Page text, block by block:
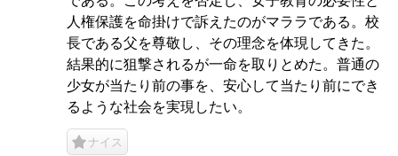
人権保護を命掛けで訴えたのがマララである。校
長である父を尊敬し、その理念を体現してきた。
結果的に狙撃されるが一命を取りとめた。普通の
少女が当たり前の事を、安心して当たり前にでき
るような社会を実現したい。
ナイス